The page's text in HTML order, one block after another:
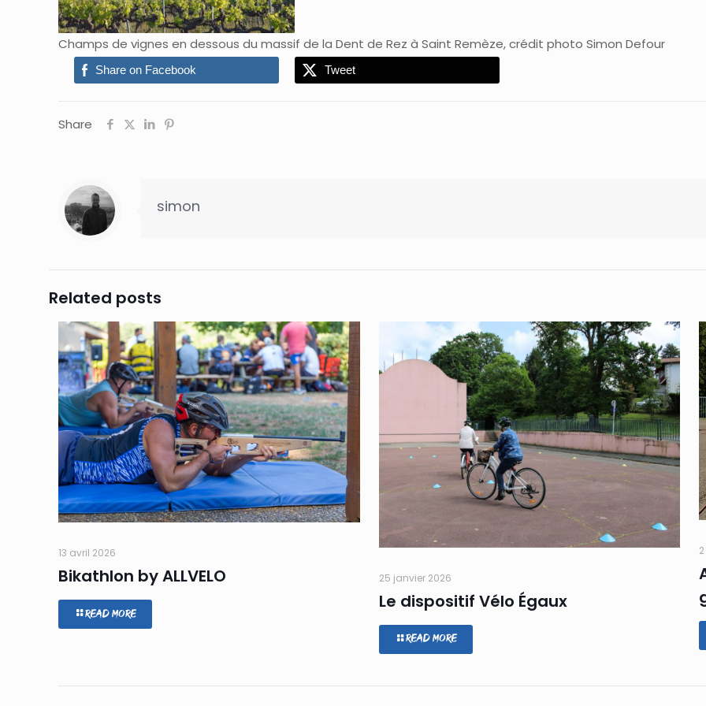
Champs de vignes en dessous du massif de la Dent de Rez à Saint Remèze, crédit photo Simon Defour
Share on Facebook Tweet
Share
simon
Related posts
13 avril 2026
Bikathlon by ALLVELO
Read more
25 janvier 2026
Le dispositif Vélo Égaux
Read more